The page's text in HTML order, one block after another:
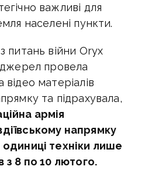
важливі для
населені пункти.
питань війни Oryx
джерел провела
матеріалів
та підрахувала,
армія
напрямку
техніки лише
з 8 по 10 лютого.